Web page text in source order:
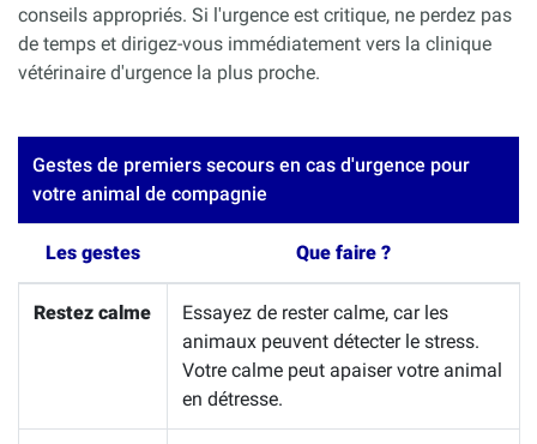
conseils appropriés. Si l'urgence est critique, ne perdez pas
de temps et dirigez-vous immédiatement vers la clinique
vétérinaire d'urgence la plus proche.
Gestes de premiers secours en cas d'urgence pour
votre animal de compagnie
Les gestes Que faire ?
Restez calme
Essayez de rester calme, car les
animaux peuvent détecter le stress.
Votre calme peut apaiser votre animal
en détresse.